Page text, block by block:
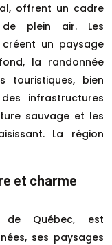
offrent un cadre
plein air. Les
un paysage
la randonnée
touristiques, bien
infrastructures
sauvage et les
La région
et charme
de Québec, est
ses paysages